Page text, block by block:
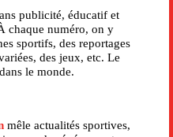
publicité, éducatif et
chaque numéro, on y
sportifs, des reportages
des jeux, etc. Le
le monde.
mêle actualités sportives,